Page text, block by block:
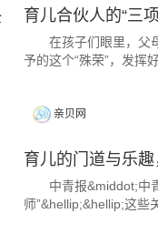
育儿合伙人的“三
在孩子们眼里，父母
予的这个“殊荣”，发挥
亲贝网
育儿的门道与乐
中青报&middot;中青
师”&hellip;&hellip;这些